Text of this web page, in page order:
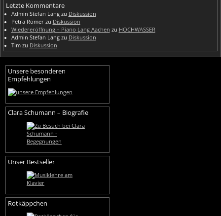
Letzte Kommentare
Admin Stefan Langzu Diskussion
Petra Römerzu Diskussion
Wiedereröffnung – Piano Lang Aachen zu HOCHWASSER
Admin Stefan Langzu Diskussion
Timzu Diskussion
Unsere besonderen
Empfehlungen
Clara Schumann – Biografie
Unser Bestseller
Rotkäppchen